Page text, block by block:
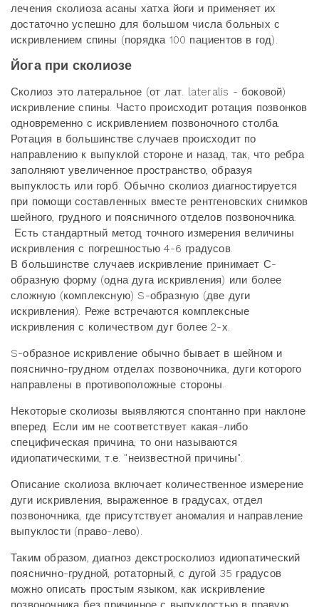
лечения сколиоза асаны хатха йоги и применяет их
достаточно успешно для большом числа больных с
искривлением спины (порядка 100 пациентов в год).
Йога при сколиозе
Сколиоз это латеральное (от лат. lateralis - боковой)
искривление спины. Часто происходит ротация позвонков
одновременно с искривлением позвоночного столба.
Ротация в большинстве случаев происходит по
направлению к выпуклой стороне и назад, так, что ребра
заполняют увеличенное пространство, образуя
выпуклость или горб. Обычно сколиоз диагностируется
при помощи составленных вместе рентгеновских снимков
шейного, грудного и поясничного отделов позвоночника.
Есть стандартный метод точного измерения величины
искривления с погрешностью 4-6 градусов.
В большинстве случаев искривление принимает С-
образную форму (одна дуга искривления) или более
сложную (комплексную) S-образную (две дуги
искривления). Реже встречаются комплексные
искривления с количеством дуг более 2-х.
S-образное искривление обычно бывает в шейном и
пояснично-грудном отделах позвоночника, дуги которого
направлены в противоположные стороны.
Некоторые сколиозы выявляются спонтанно при наклоне
вперед. Если им не соответствует какая-либо
специфическая причина, то они называются
идиопатическими, т.е. "неизвестной причины".
Описание сколиоза включает количественное измерение
дуги искривления, выраженное в градусах, отдел
позвоночника, где присутствует аномалия и направление
выпуклости (право-лево).
Таким образом, диагноз декстросколиоз идиопатический
пояснично-грудной, ротаторный, с дугой 35 градусов
можно описать простым языком, как искривление